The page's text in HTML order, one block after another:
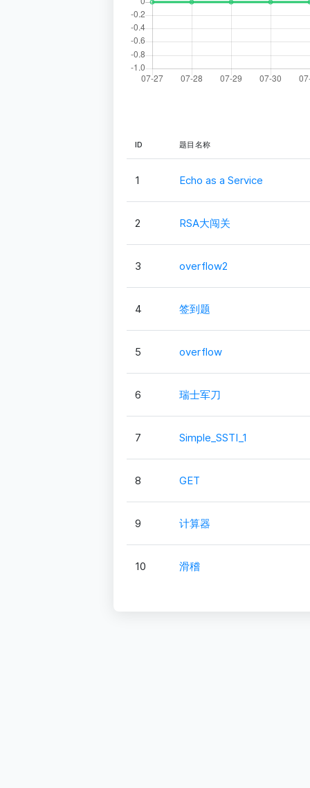
ID 题目名称
1 Echo as a Service
2 RSA大闯关
3 overflow2
4 签到题
5 overflow
6 瑞士军刀
7 Simple_SSTI_1
8 GET
9 计算器
10 滑稽